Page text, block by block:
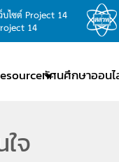
บไซต์ Project 14
14
ทัศนศึกษาออน
จ